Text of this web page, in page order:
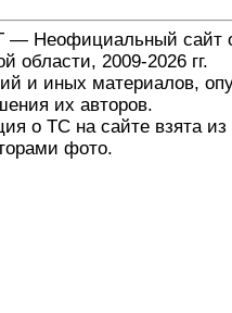
сайт
области, 2009-2026 гг.
и иных материалов,
их авторов.
о ТС на сайте взята из
фото.